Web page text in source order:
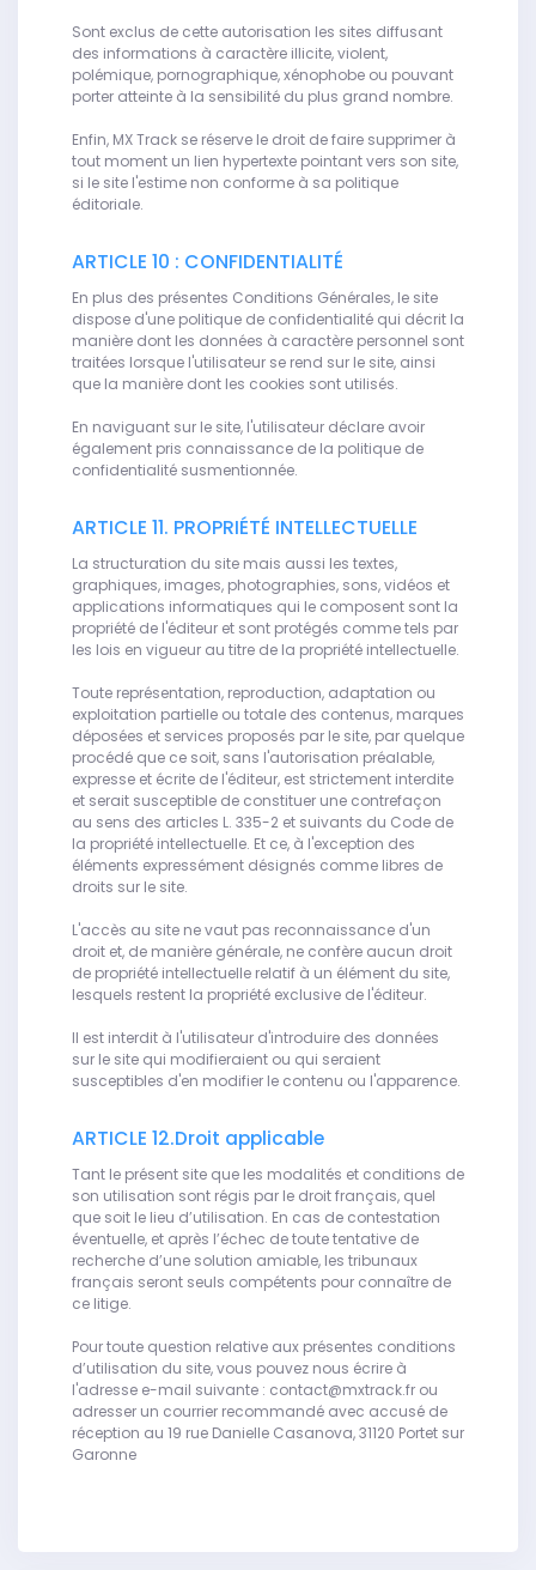
Sont exclus de cette autorisation les sites diffusant
des informations à caractère illicite, violent,
polémique, pornographique, xénophobe ou pouvant
porter atteinte à la sensibilité du plus grand nombre.
Enfin, MX Track se réserve le droit de faire supprimer à
tout moment un lien hypertexte pointant vers son site,
si le site l'estime non conforme à sa politique
éditoriale.
ARTICLE 10 : CONFIDENTIALITÉ
En plus des présentes Conditions Générales, le site
dispose d'une politique de confidentialité qui décrit la
manière dont les données à caractère personnel sont
traitées lorsque l'utilisateur se rend sur le site, ainsi
que la manière dont les cookies sont utilisés.
En naviguant sur le site, l'utilisateur déclare avoir
également pris connaissance de la politique de
confidentialité susmentionnée.
ARTICLE 11. PROPRIÉTÉ INTELLECTUELLE
La structuration du site mais aussi les textes,
graphiques, images, photographies, sons, vidéos et
applications informatiques qui le composent sont la
propriété de l'éditeur et sont protégés comme tels par
les lois en vigueur au titre de la propriété intellectuelle.
Toute représentation, reproduction, adaptation ou
exploitation partielle ou totale des contenus, marques
déposées et services proposés par le site, par quelque
procédé que ce soit, sans l'autorisation préalable,
expresse et écrite de l'éditeur, est strictement interdite
et serait susceptible de constituer une contrefaçon
au sens des articles L. 335-2 et suivants du Code de
la propriété intellectuelle. Et ce, à l'exception des
éléments expressément désignés comme libres de
droits sur le site.
L'accès au site ne vaut pas reconnaissance d'un
droit et, de manière générale, ne confère aucun droit
de propriété intellectuelle relatif à un élément du site,
lesquels restent la propriété exclusive de l'éditeur.
Il est interdit à l'utilisateur d'introduire des données
sur le site qui modifieraient ou qui seraient
susceptibles d'en modifier le contenu ou l'apparence.
ARTICLE 12.Droit applicable
Tant le présent site que les modalités et conditions de
son utilisation sont régis par le droit français, quel
que soit le lieu d’utilisation. En cas de contestation
éventuelle, et après l’échec de toute tentative de
recherche d’une solution amiable, les tribunaux
français seront seuls compétents pour connaître de
ce litige.
Pour toute question relative aux présentes conditions
d’utilisation du site, vous pouvez nous écrire à
l'adresse e-mail suivante : contact@mxtrack.fr ou
adresser un courrier recommandé avec accusé de
réception au 19 rue Danielle Casanova, 31120 Portet sur
Garonne